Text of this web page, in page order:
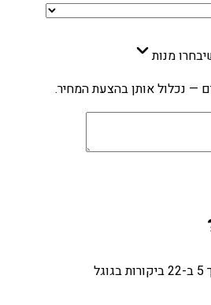
בחרו מנות
— נכלול אותן בהצעת המחיר.
22ביקורות בגוגל